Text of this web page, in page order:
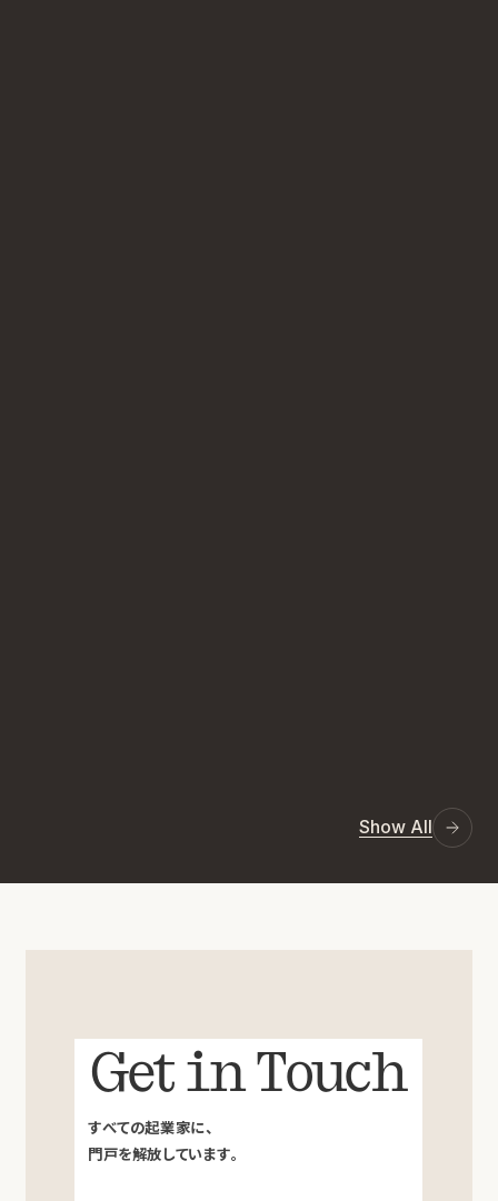
Show All
Get in Touch
すべての起業家に、
門戸を解放しています。